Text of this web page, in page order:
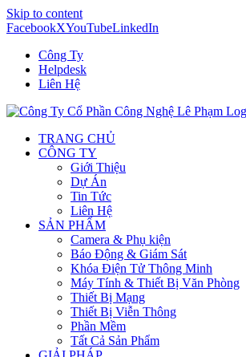
Skip to content
FacebookXYouTubeLinkedIn
Công Ty
Helpdesk
Liên Hệ
TRANG CHỦ
CÔNG TY
Giới Thiệu
Dự Án
Tin Tức
Liên Hệ
SẢN PHẨM
Camera & Phụ kiện
Báo Động & Giám Sát
Khóa Điện Tử Thông Minh
Máy Tính & Thiết Bị Văn Phòng
Thiết Bị Mạng
Thiết Bị Viễn Thông
Phần Mềm
Tất Cả Sản Phẩm